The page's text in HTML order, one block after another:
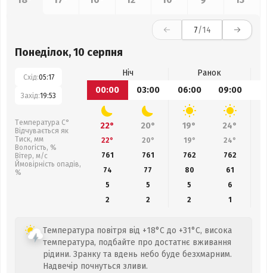
7/14
Понеділок, 10 серпня
Схід:05:17
Захід:19:53
Температура С°
Відчувається як
Тиск, мм
Вологість, %
Вітер, м/с
Ймовірність опадів,
%
Ніч
Ранок
00:00
03:00 06:00 09:00
22° 20° 19° 24°
22° 20° 19° 24°
761
761 762 762
74
77 80 61
5
5 5
6
2
2 2 1
Температура повітря від +18°C до +31°C, висока
температура, подбайте про достатнє вживання
рідини. Зранку та вдень небо буде безхмарним.
Надвечір почнуться зливи.